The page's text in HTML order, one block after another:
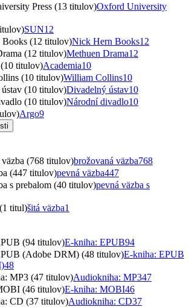
Press (13 titulov)Oxford University
SUN12
(12 titulov)Nick Hern Books12
(12 titulov)Methuen Drama12
titulov)Academia10
(10 titulov)William Collins10
(10 titulov)Divadelný ústav10
(10 titulov)Národní divadlo10
Argo9
väzba (768 titulov)brožovaná väzba768
(447 titulov)pevná väzba447
s prebalom (40 titulov)pevná väzba s
titul)šitá väzba1
(94 titulov)E-kniha: EPUB94
(Adobe DRM) (48 titulov)E-kniha: EPUB
48
MP3 (47 titulov)Audiokniha: MP347
(46 titulov)E-kniha: MOBI46
CD (37 titulov)Audiokniha: CD37